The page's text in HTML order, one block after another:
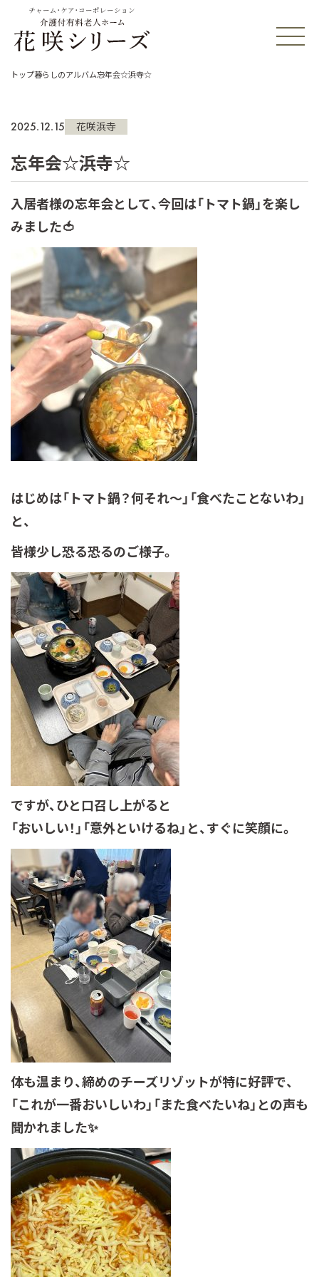
チャーム・ケア・コーポレーション
トップ暮らしのアルバム忘年会☆浜寺☆
2025.12.15 花咲浜寺
忘年会☆浜寺☆
入居者様の忘年会として、今回は「トマト鍋」を楽し
みました🍅
はじめは「トマト鍋？何それ～」 「食べたことないわ」
と、
皆様少し恐る恐るのご様子。
ですが、ひと口召し上がると
「おいしい！」「意外といけるね」と、すぐに笑顔に。
体も温まり、締めのチーズリゾットが特に好評で、
「これが一番おいしいわ」「また食べたいね」との声も
聞かれました✨